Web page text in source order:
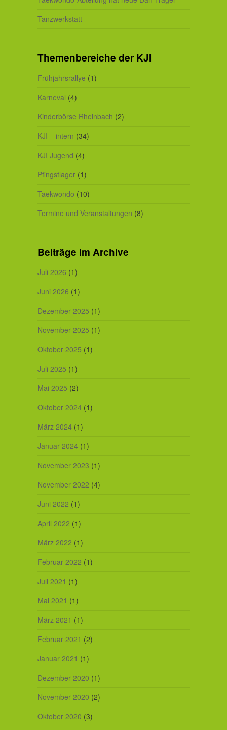
Tanzwerkstatt
Themenbereiche der KJI
Frühjahrsrallye (1)
Karneval (4)
Kinderbörse Rheinbach (2)
KJI – intern (34)
KJI Jugend (4)
Pfingstlager(1)
Taekwondo (10)
Termine und Veranstaltungen (8)
Beiträge im Archive
Juli 2026 (1)
Juni 2026 (1)
Dezember 2025 (1)
November 2025 (1)
Oktober 2025 (1)
Juli 2025 (1)
Mai 2025 (2)
Oktober 2024(1)
März 2024(1)
Januar 2024(1)
November 2023 (1)
November 2022 (4)
Juni 2022 (1)
April 2022 (1)
März 2022 (1)
Februar 2022 (1)
Juli 2021 (1)
Mai 2021 (1)
März 2021 (1)
Februar 2021 (2)
Januar 2021 (1)
Dezember 2020 (1)
November 2020 (2)
Oktober 2020 (3)